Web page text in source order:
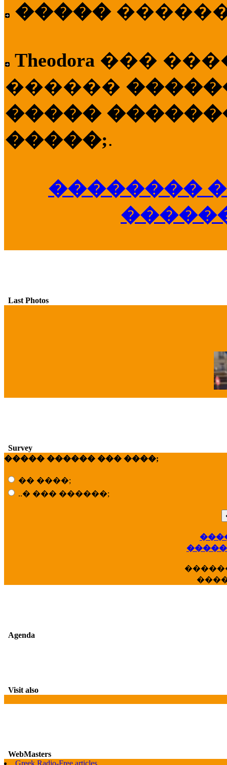
�����
Theodora ���
������
�����
�����;.
��������
Last Photos
Survey
����� ������ ��� ����;
�� ����;
..� ��� ������;
Agenda
Visit also
WebMasters
Greek Radio-Free articles